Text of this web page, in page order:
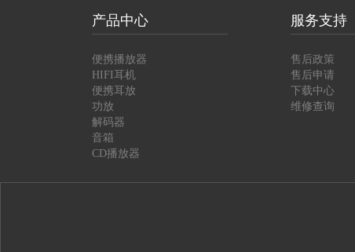
产品中心
便携播放器
HIFI耳机
便携耳放
功放
解码器
音箱
CD播放器
服务支持
售后政策
售后申请
下载中心
维修查询